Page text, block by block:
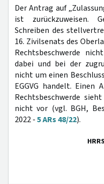
Der Antrag auf
ist zurückzuweisen.
Schreiben des
16. Zivilsenats des
Rechtsbeschwerde
dabei und bei der
nicht um einen
EGGVG handelt. Einen
Rechtsbeschwerde
nicht vor (vgl. BGH,
2022 -5 ARs 48/22).